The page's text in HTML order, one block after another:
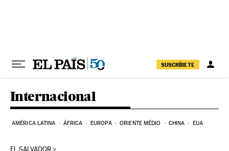
SUSCRÍBETE
Internacional
AMÉRICA LATINA ÁFRICA EUROPA ORIENTE MÉDIO CHINA EUA
EL SALVADOR